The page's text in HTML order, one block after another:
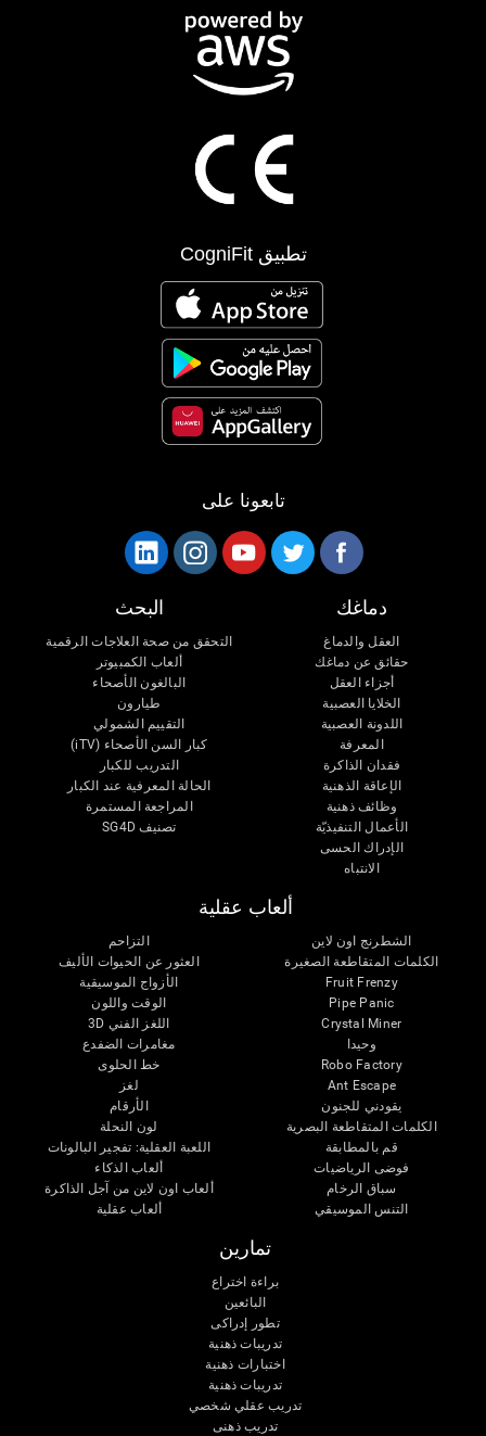
تطبيق CogniFit
تابعونا على
دماغك
العقل والدماغ
حقائق عن دماغك
أجزاء العقل
الخلايا العصبية
اللدونة العصبية
المعرفة
فقدان الذاكرة
الإعاقة الذهنية
وظائف ذهنية
الأعمال التنفيذيّة
الإدراك الحسى
الانتباه
البحث
التحقق من صحة العلاجات الرقمية
ألعاب الكمبيوتر
البالغون الأصحاء
طيارون
التقييم الشمولي
كبار السن الأصحاء (iTV)
التدريب للكبار
الحالة المعرفية عند الكبار
المراجعة المستمرة
تصنيف SG4D
ألعاب عقلية
الشطرنج اون لاين
الكلمات المتقاطعة الصغيرة
Fruit Frenzy
Pipe Panic
Crystal Miner
وحيدا
Robo Factory
Ant Escape
يقودني للجنون
الكلمات المتقاطعة البصرية
قم بالمطابقة
فوضى الرياضيات
سباق الرخام
التنس الموسيقي
التزاحم
العثور عن الحيوات الأليف
الأزواج الموسيقية
الوقت واللون
اللغز الفني 3D
مغامرات الضفدع
خط الحلوى
لغز
الأرقام
لون النحلة
اللعبة العقلية: تفجير البالونات
ألعاب الذكاء
ألعاب اون لاين من آجل الذاكرة
ألعاب عقلية
تمارين
براءة اختراع
البائعين
تطور إدراكى
تدريبات ذهنية
اختبارات ذهنية
تدريبات ذهنية
تدريب عقلي شخصي
تدريب ذهنى